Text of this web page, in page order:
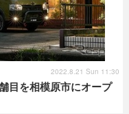
目を相模原市にオープ
2022.8.21 Sun 11:30